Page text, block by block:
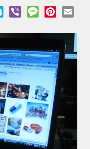
Skype Viber MessagePinterest